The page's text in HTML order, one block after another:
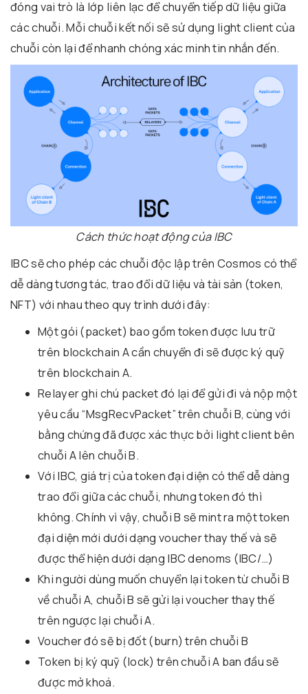
đóng vai trò là lớp liên lạc để chuyển tiếp dữ liệu giữa
các chuỗi. Mỗi chuỗi kết nối sẽ sử dụng light client của
chuỗi còn lại để nhanh chóng xác minh tin nhắn đến.
Cách thức hoạt động của IBC
IBC sẽ cho phép các chuỗi độc lập trên Cosmos có thể
dễ dàng tương tác, trao đổi dữ liệu và tài sản (token,
NFT) với nhau theo quy trình dưới đây:
Một gói (packet) bao gồm token được lưu trữ
trên blockchain A cần chuyển đi sẽ được ký quỹ
trên blockchain A.
Relayer ghi chú packet đó lại để gửi đi và nộp một
yêu cầu “MsgRecvPacket” trên chuỗi B, cùng với
bằng chứng đã được xác thực bởi light client bên
chuỗi A lên chuỗi B.
Với IBC, giá trị của token đại diện có thể dễ dàng
trao đổi giữa các chuỗi, nhưng token đó thì
không. Chính vì vậy, chuỗi B sẽ mint ra một token
đại diện mới dưới dạng voucher thay thế và sẽ
được thể hiện dưới dạng IBC denoms (IBC/…)
Khi người dùng muốn chuyển lại token từ chuỗi B
về chuỗi A, chuỗi B sẽ gửi lại voucher thay thế
trên ngược lại chuỗi A.
Voucher đó sẽ bị đốt (burn) trên chuỗi B
Token bị ký quỹ (lock) trên chuỗi A ban đầu sẽ
được mở khoá.